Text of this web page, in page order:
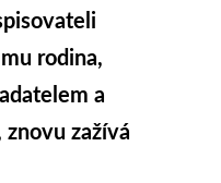
rodina,
a
zažívá